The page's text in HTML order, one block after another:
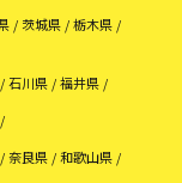
茨城県
栃木県
石川県
福井県
奈良県
和歌山県